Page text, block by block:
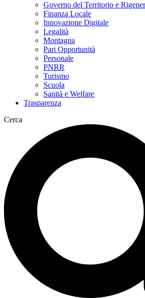
Governo del Territorio e
Finanza Locale
Innovazione Digitale
Legalità
Montagna
Pari Opportunità
Personale
PNRR
Turismo
Scuola
Sanità e Welfare
Trasparenza
Cerca